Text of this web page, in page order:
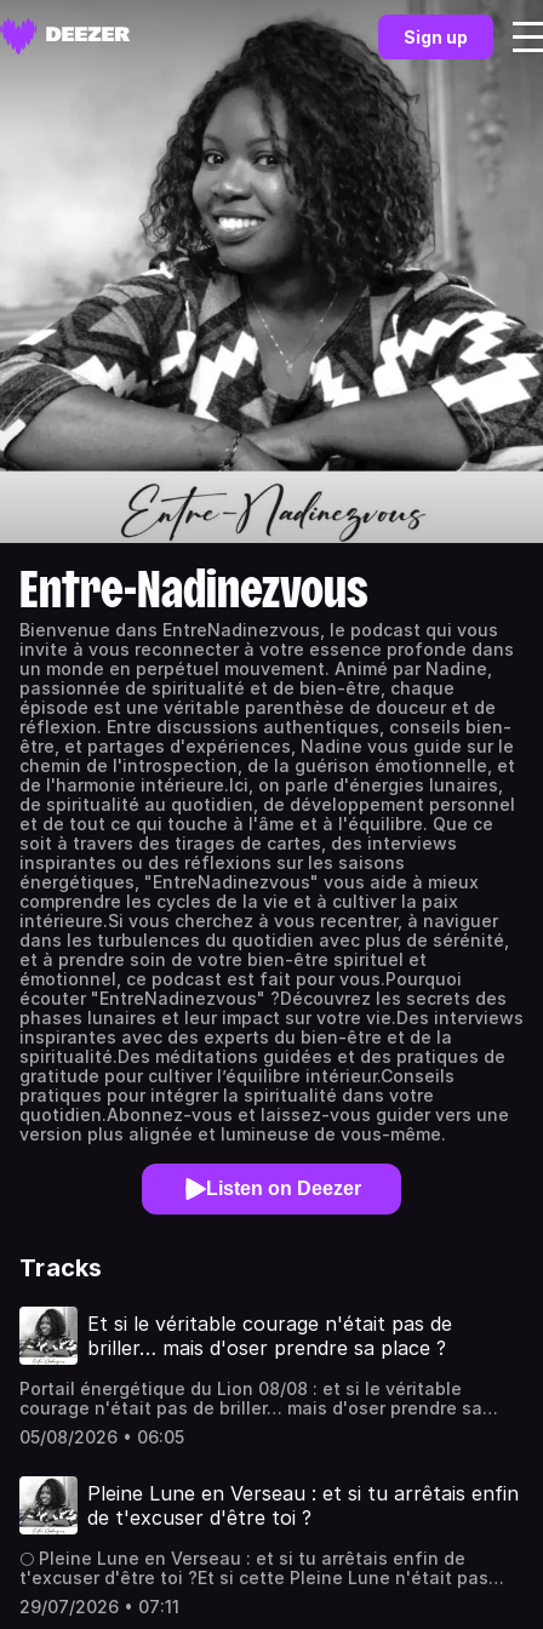
Sign up
Entre-Nadinezvous
Bienvenue dans EntreNadinezvous, le podcast qui vous
invite à vous reconnecter à votre essence profonde dans
un monde en perpétuel mouvement. Animé par Nadine,
passionnée de spiritualité et de bien-être, chaque
épisode est une véritable parenthèse de douceur et de
réflexion. Entre discussions authentiques, conseils bien-
être, et partages d'expériences, Nadine vous guide sur le
chemin de l'introspection, de la guérison émotionnelle, et
de l'harmonie intérieure.Ici, on parle d'énergies lunaires,
de spiritualité au quotidien, de développement personnel
et de tout ce qui touche à l'âme et à l'équilibre. Que ce
soit à travers des tirages de cartes, des interviews
inspirantes ou des réflexions sur les saisons
énergétiques, "EntreNadinezvous" vous aide à mieux
comprendre les cycles de la vie et à cultiver la paix
intérieure.Si vous cherchez à vous recentrer, à naviguer
dans les turbulences du quotidien avec plus de sérénité,
et à prendre soin de votre bien-être spirituel et
émotionnel, ce podcast est fait pour vous.Pourquoi
écouter "EntreNadinezvous" ?Découvrez les secrets des
phases lunaires et leur impact sur votre vie.Des interviews
inspirantes avec des experts du bien-être et de la
spiritualité.Des méditations guidées et des pratiques de
gratitude pour cultiver l’équilibre intérieur.Conseils
pratiques pour intégrer la spiritualité dans votre
quotidien.Abonnez-vous et laissez-vous guider vers une
version plus alignée et lumineuse de vous-même.
Listen on Deezer
Tracks
Et si le véritable courage n'était pas de
briller… mais d'oser prendre sa place ?
Portail énergétique du Lion 08/08 : et si le véritable
courage n'était pas de briller… mais d'oser prendre sa
place ?Chaque année, le Portail du Lion du 8 août est
associé à l'abondance, au rayonnement et à la confiance
différent ?Et si le véritable courage n'était pas de
chercher à briller davantage…Mais simplement d'oser
prendre la place qui nous revient ?Dans cet épisode
sincère autour de notre peur d'être vu(e), du syndrome de
l'imposteur, de la difficulté à recevoir un compliment, à
reconnaître nos réussites et à assumer pleinement qui
nous sommes.✨ Au programme :🦁 La symbolique du
05/08/2026 • 06:05
Pleine Lune en Verseau : et si tu arrêtais enfin
de t'excuser d'être toi ?
🌕 Pleine Lune en Verseau : et si tu arrêtais enfin de
t'excuser d'être toi ?Et si cette Pleine Lune n'était pas
venue changer ta vie… mais te rappeler qui tu es vraiment
?Dans ce nouvel épisode d'Entre-Nadinezvous, nous
29/07/2026 • 07:11